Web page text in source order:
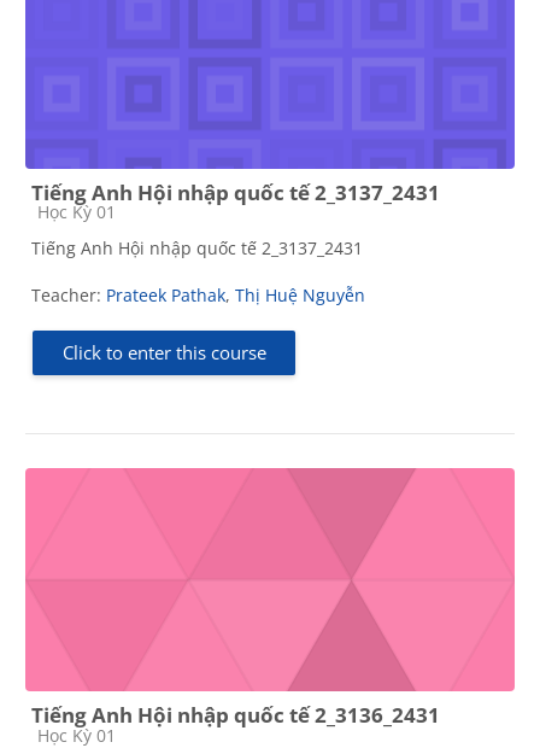
Tiếng Anh Hội nhập quốc tế 2_3137_2431
Course category
Học Kỳ 01
Tiếng Anh Hội nhập quốc tế 2_3137_2431
Teacher: Prateek Pathak, Thị Huệ Nguyễn
Click to enter this course
Tiếng Anh Hội nhập quốc tế 2_3136_2431
Course category
Học Kỳ 01